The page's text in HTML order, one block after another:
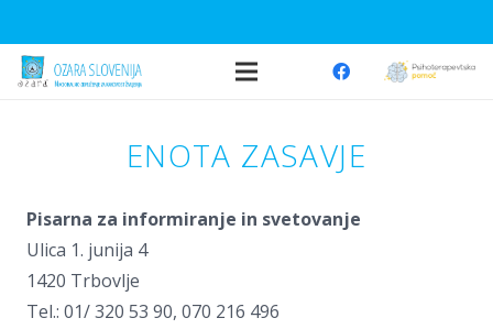
ENOTA ZASAVJE
Pisarna za informiranje in svetovanje
Ulica 1. junija 4
1420 Trbovlje
Tel.: 01/ 320 53 90, 070 216 496